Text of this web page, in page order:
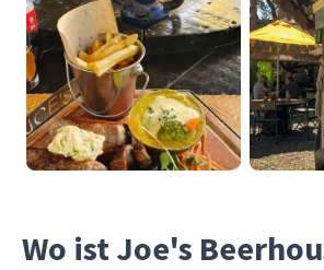
Wo ist Joe's